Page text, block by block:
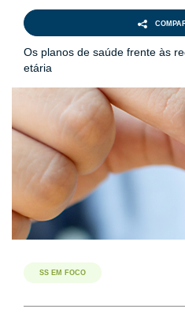
Os planos de saúde frente às
etária
SS EM FOCO